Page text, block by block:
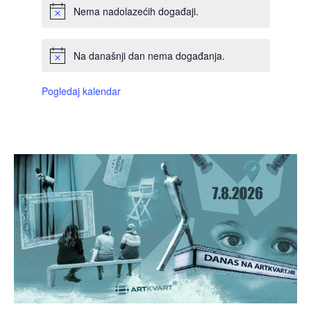
Nema nadolazećih događaji.
Na današnji dan nema događanja.
Pogledaj kalendar